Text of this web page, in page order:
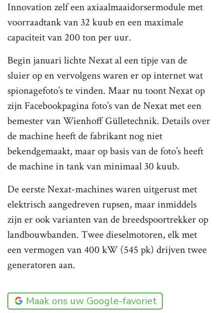
Innovation zelf een axiaalmaaidorsermodule met
voorraadtank van 32 kuub en een maximale
capaciteit van 200 ton per uur.
Begin januari lichte Nexat al een tipje van de
sluier op en vervolgens waren er op internet wat
spionagefoto’s te vinden. Maar nu toont Nexat op
zijn Facebookpagina foto’s van de Nexat met een
bemester van Wienhoff Gülletechnik. Details over
de machine heeft de fabrikant nog niet
bekendgemaakt, maar op basis van de foto’s heeft
de machine in tank van minimaal 30 kuub.
De eerste Nexat-machines waren uitgerust met
elektrisch aangedreven rupsen, maar inmiddels
zijn er ook varianten van de breedspoortrekker op
landbouwbanden. Twee dieselmotoren, elk met
een vermogen van 400 kW (545 pk) drijven twee
generatoren aan.
Maak ons uw Google-favoriet